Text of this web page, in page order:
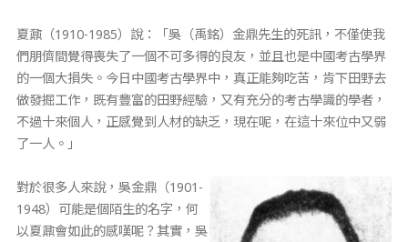
夏鼐（1910-1985）說：「吳（禹銘）金鼎先生的死訊，不僅使我
們朋儕間覺得喪失了一個不可多得的良友，並且也是中國考古學界
的一個大損失。今日中國考古學界中，真正能夠吃苦，肯下田野去
做發掘工作，既有豐富的田野經驗，又有充分的考古學識的學者，
不過十來個人，正感覺到人材的缺乏，現在呢，在這十來位中又弱
了一人。」
對於很多人來說，吳金鼎（1901-
1948）可能是個陌生的名字，何
以夏鼐會如此的感嘆呢？其實，吳